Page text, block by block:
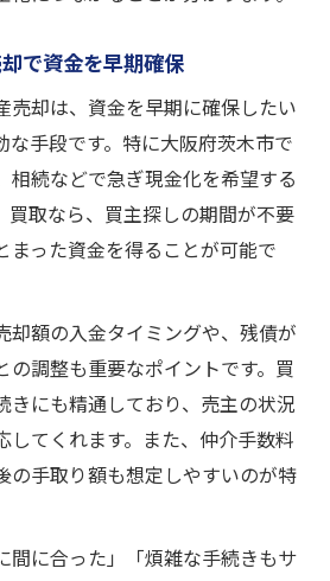
で資金を早期確保
売却は、資金を早期に確保したい
な手段です。特に大阪府茨木市で
相続などで急ぎ現金化を希望する
買取なら、買主探しの期間が不要
まった資金を得ることが可能で
却額の入金タイミングや、残債が
の調整も重要なポイントです。買
きにも精通しており、売主の状況
してくれます。また、仲介手数料
の手取り額も想定しやすいのが特
間に合った」「煩雑な手続きもサ